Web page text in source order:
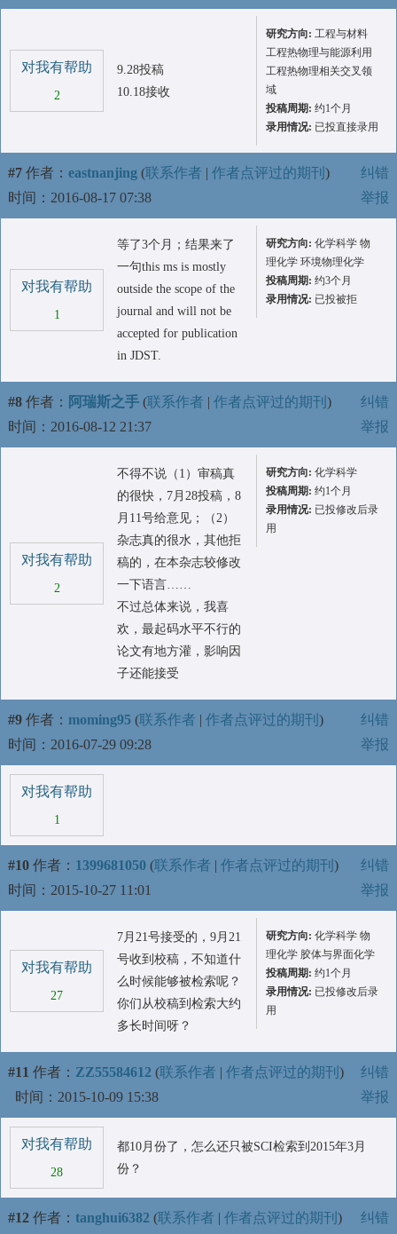
对我有帮助
2
9.28投稿
10.18接收
研究方向: 工程与材料
工程热物理与能源利用
工程热物理相关交叉领
域
投稿周期: 约1个月
录用情况: 已投直接录用
#7 作者： eastnanjing (联系作者 | 作者点评过的期刊 )
时间：2016-08-17 07:38
纠错
举报
对我有帮助
1
等了3个月；结果来了
一句this ms is mostly
outside the scope of the
journal and will not be
accepted for publication
in JDST.
研究方向: 化学科学 物
理化学 环境物理化学
投稿周期: 约3个月
录用情况: 已投被拒
#8 作者： 阿瑞斯之手 (联系作者 | 作者点评过的期刊 )
时间：2016-08-12 21:37
纠错
举报
对我有帮助
2
不得不说（1）审稿真
的很快，7月28投稿，8
月11号给意见；（2）
杂志真的很水，其他拒
稿的，在本杂志较修改
一下语言……
不过总体来说，我喜
欢，最起码水平不行的
论文有地方灌，影响因
子还能接受
研究方向: 化学科学
投稿周期: 约1个月
录用情况: 已投修改后录
用
#9 作者： moming95 (联系作者 | 作者点评过的期刊 )
时间：2016-07-29 09:28
纠错
举报
对我有帮助
1
#10 作者： 1399681050 (联系作者 | 作者点评过的期刊 )
时间：2015-10-27 11:01
纠错
举报
对我有帮助
27
7月21号接受的，9月21
号收到校稿，不知道什
么时候能够被检索呢？
你们从校稿到检索大约
多长时间呀？
研究方向: 化学科学 物
理化学 胶体与界面化学
投稿周期: 约1个月
录用情况: 已投修改后录
用
#11 作者： ZZ55584612 (联系作者 | 作者点评过的期刊 )
时间：2015-10-09 15:38
纠错
举报
对我有帮助
28
都10月份了，怎么还只被SCI检索到2015年3月
份？
#12 作者： tanghui6382 (联系作者 | 作者点评过的期刊 )
纠错